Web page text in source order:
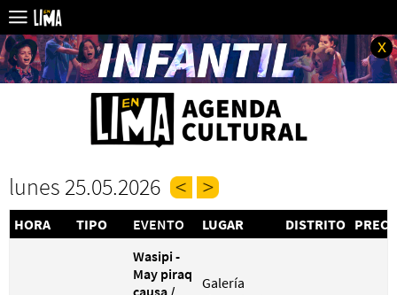
x
lunes 25.05.2026
HORA TIPO EVENTO LUGAR DISTRITO
Wasipi -
May piraq
causa /
Galería